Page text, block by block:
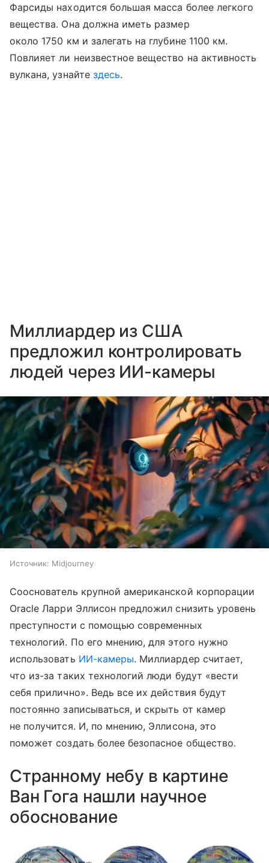
Фарсиды находится большая масса более легкого
вещества. Она должна иметь размер
около 1750 км и залегать на глубине 1100 км.
Повлияет ли неизвестное вещество на активность
вулкана, узнайте здесь.
Миллиардер из США
предложил контролировать
людей через ИИ-камеры
Источник: Midjourney
Сооснователь крупной американской корпорации
Oracle Ларри Эллисон предложил снизить уровень
преступности с помощью современных
технологий. По его мнению, для этого нужно
использовать ИИ-камеры. Миллиардер считает,
что из-за таких технологий люди будут «вести
себя прилично». Ведь все их действия будут
постоянно записываться, и скрыть от камер
не получится. И, по мнению, Эллисона, это
поможет создать более безопасное общество.
Странному небу в картине
Ван Гога нашли научное
обоснование